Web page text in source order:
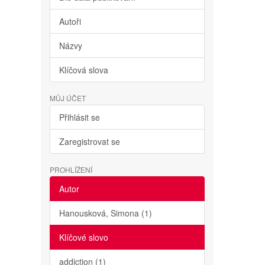
Autoři
Názvy
Klíčová slova
MŮJ ÚČET
Přihlásit se
Zaregistrovat se
PROHLÍŽENÍ
Autor
Hanousková, Simona (1)
Klíčové slovo
addiction (1)